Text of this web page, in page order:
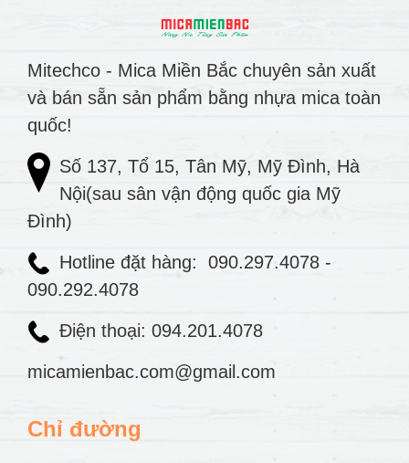
Mitechco - Mica Miền Bắc chuyên sản xuất
và bán sẵn sản phẩm bằng nhựa mica toàn
quốc!
Số 137, Tổ 15, Tân Mỹ, Mỹ Đình, Hà
Nội(sau sân vận động quốc gia Mỹ
Đình)
Hotline đặt hàng: 090.297.4078 -
090.292.4078
Điện thoại: 094.201.4078
micamienbac.com@gmail.com
Chỉ đường